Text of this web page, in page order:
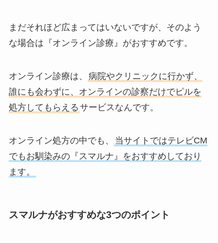
まだそれほど広まってはいないですが、そのよう
な場合は『オンライン診療』がおすすめです。
オンライン診療は、
病院やクリニックに行かず、
誰にも会わずに、オンラインの診察だけでピルを
処方してもらえる サービスなんです。
オンライン処方の中でも、
当サイトではテレビCM
でもお馴染みの『スマルナ』をおすすめしており
ます。
スマルナがおすすめな3つのポイント